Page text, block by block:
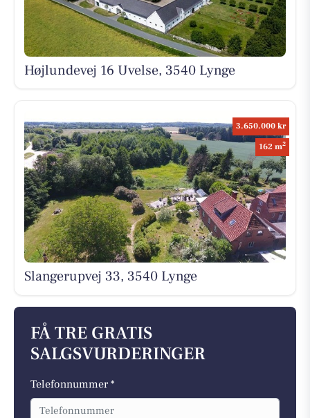
Højlundevej 16 Uvelse, 3540 Lynge
3.650.000 kr
162 m2
Slangerupvej 33, 3540 Lynge
FÅ TRE GRATIS
SALGSVURDERINGER
Telefonnummer *